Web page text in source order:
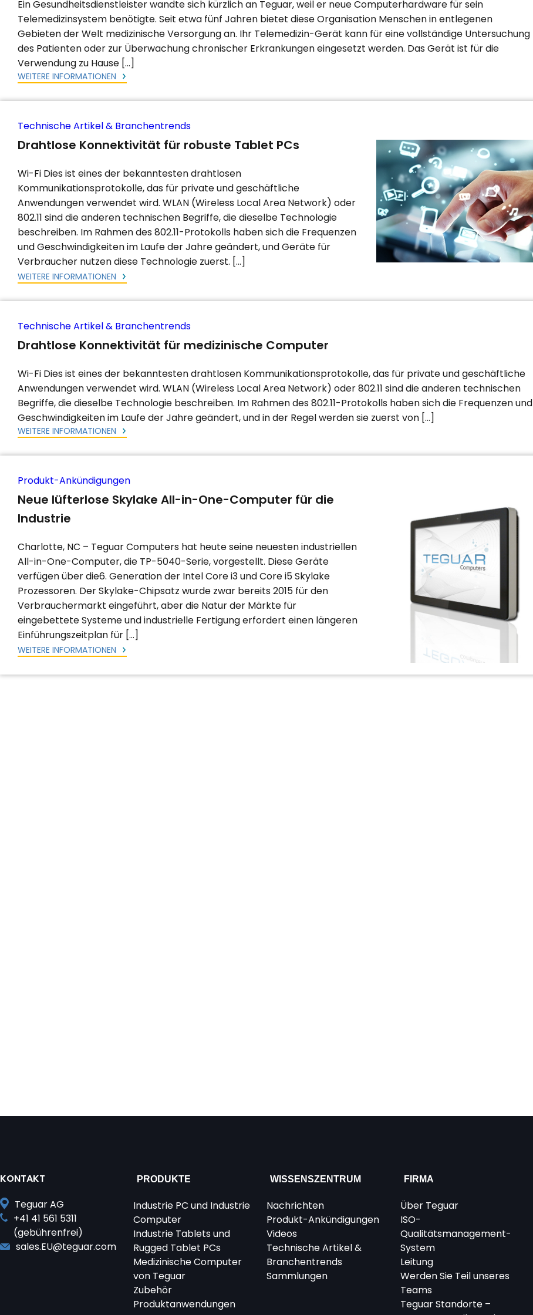
Ein Gesundheitsdienstleister wandte sich kürzlich an Teguar, weil er neue Computerhardware für sein
Telemedizinsystem benötigte. Seit etwa fünf Jahren bietet diese Organisation Menschen in entlegenen
Gebieten der Welt medizinische Versorgung an. Ihr Telemedizin-Gerät kann für eine vollständige Untersuchung
des Patienten oder zur Überwachung chronischer Erkrankungen eingesetzt werden. Das Gerät ist für die
Verwendung zu Hause […]
WEITERE INFORMATIONEN
Technische Artikel & Branchentrends
Drahtlose Konnektivität für robuste Tablet PCs
Wi-Fi Dies ist eines der bekanntesten drahtlosen
Kommunikationsprotokolle, das für private und geschäftliche
Anwendungen verwendet wird. WLAN (Wireless Local Area Network) oder
802.11 sind die anderen technischen Begriffe, die dieselbe Technologie
beschreiben. Im Rahmen des 802.11-Protokolls haben sich die Frequenzen
und Geschwindigkeiten im Laufe der Jahre geändert, und Geräte für
Verbraucher nutzen diese Technologie zuerst. […]
WEITERE INFORMATIONEN
Technische Artikel & Branchentrends
Drahtlose Konnektivität für medizinische Computer
Wi-Fi Dies ist eines der bekanntesten drahtlosen Kommunikationsprotokolle, das für private und geschäftliche
Anwendungen verwendet wird. WLAN (Wireless Local Area Network) oder 802.11 sind die anderen technischen
Begriffe, die dieselbe Technologie beschreiben. Im Rahmen des 802.11-Protokolls haben sich die Frequenzen und
Geschwindigkeiten im Laufe der Jahre geändert, und in der Regel werden sie zuerst von […]
WEITERE INFORMATIONEN
Produkt-Ankündigungen
Neue lüfterlose Skylake All-in-One-Computer für die
Industrie
Charlotte, NC – Teguar Computers hat heute seine neuesten industriellen
All-in-One-Computer, die TP-5040-Serie, vorgestellt. Diese Geräte
verfügen über die6. Generation der Intel Core i3 und Core i5 Skylake
Prozessoren. Der Skylake-Chipsatz wurde zwar bereits 2015 für den
Verbrauchermarkt eingeführt, aber die Natur der Märkte für
eingebettete Systeme und industrielle Fertigung erfordert einen längeren
Einführungszeitplan für […]
WEITERE INFORMATIONEN
KONTAKT
Teguar AG
+41 41 561 5311
(gebührenfrei)
sales.EU@teguar.com
PRODUKTE
Industrie PC und Industrie
Computer
Industrie Tablets und
Rugged Tablet PCs
Medizinische Computer
von Teguar
Zubehör
Produktanwendungen
WISSENSZENTRUM
Nachrichten
Produkt-Ankündigungen
Videos
Technische Artikel &
Branchentrends
Sammlungen
FIRMA
Über Teguar
ISO-
Qualitätsmanagement-
System
Leitung
Werden Sie Teil unseres
Teams
Teguar Standorte –